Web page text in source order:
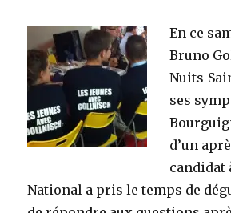
En ce
Bruno
Nuits-
ses
d’un
candidat
National a pris le temps de